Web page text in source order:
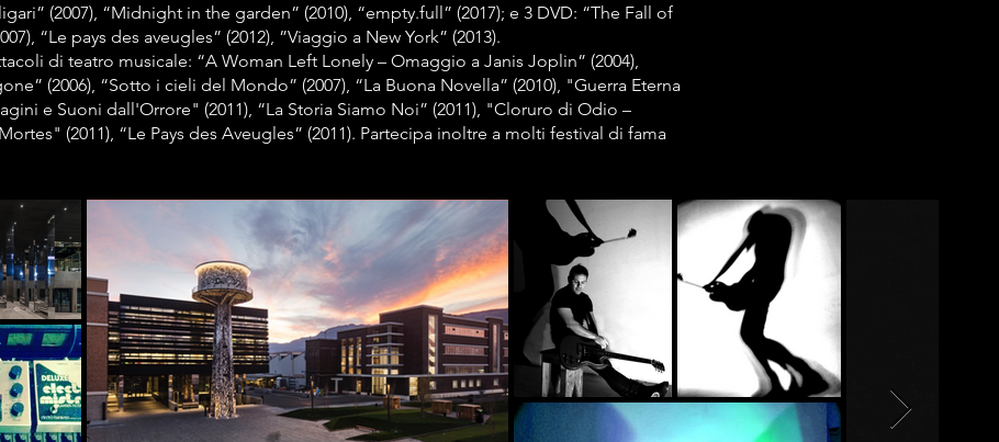
(2007), “Midnight in the garden” (2010), “empty.full” (2017); e 3 DVD: “The Fall of
“Le pays des aveugles” (2012), ”Viaggio a New York” (2013).
di teatro musicale: “A Woman Left Lonely – Omaggio a Janis Joplin” (2004),
(2006), “Sotto i cieli del Mondo” (2007), “La Buona Novella” (2010), "Guerra Eterna
e Suoni dall'Orrore" (2011), “La Storia Siamo Noi” (2011), "Cloruro di Odio –
(2011), “Le Pays des Aveugles” (2011). Partecipa inoltre a molti festival di fama